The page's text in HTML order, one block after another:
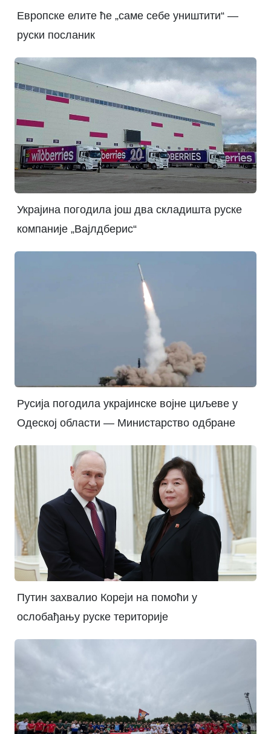
Европске елите ће „саме себе уништити“ —
руски посланик
Украјина погодила још два складишта руске
компаније „Вајлдберис“
Русија погодила украјинске војне циљеве у
Одеској области — Министарство одбране
Путин захвалио Кореји на помоћи у
ослобађању руске територије